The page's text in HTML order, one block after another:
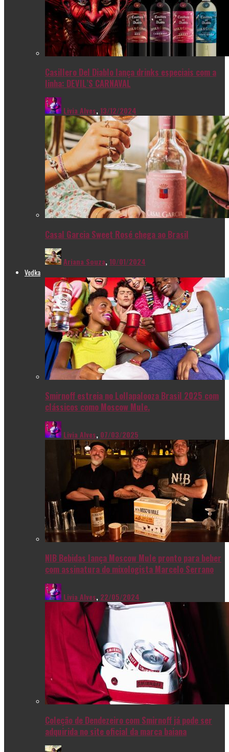
Casillero Del Diablo lança drinks especiais com a
linha: DEVIL’S CARNAVAL
Livia Alves,13/12/2024
Casal Garcia Sweet Rosé chega ao Brasil
Ariana Souza,10/01/2024
Vodka
Smirnoff estreia no Lollapalooza Brasil 2025 com
clássicos como Moscow Mule.
Livia Alves, 07/03/2025
NIB Bebidas lança Moscow Mule pronto para beber
com assinatura do mixologista Marcelo Serrano
Livia Alves, 22/05/2024
Coleção de Dendezeiro com Smirnoff já pode ser
adquirida no site oficial da marca baiana